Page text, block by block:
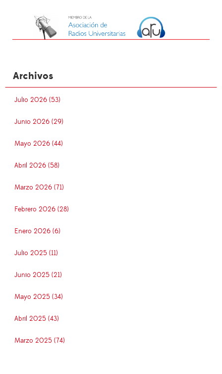
Archivos
Julio 2026 (53)
Junio 2026 (29)
Mayo 2026 (44)
Abril 2026 (58)
Marzo 2026 (71)
Febrero 2026 (28)
Enero 2026 (6)
Julio 2025 (11)
Junio 2025 (21)
Mayo 2025 (34)
Abril 2025 (43)
Marzo 2025 (74)